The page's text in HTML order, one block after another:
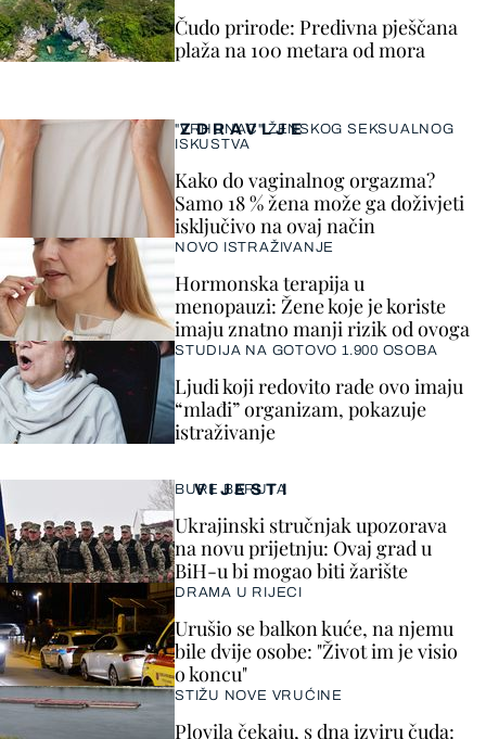
VIJESTI
BURE BARUTA
Ukrajinski stručnjak upozorava
na novu prijetnju: Ovaj grad u
BiH-u bi mogao biti žarište
DRAMA U RIJECI
Urušio se balkon kuće, na njemu
bile dvije osobe: "Život im je visio
o koncu"
STIŽU NOVE VRUĆINE
Plovila čekaju, s dna izviru čuda:
ZDRAVLJE
"VRHUNAC" ŽENSKOG SEKSUALNOG
ISKUSTVA
Kako do vaginalnog orgazma?
Samo 18 % žena može ga doživjeti
isključivo na ovaj način
NOVO ISTRAŽIVANJE
Hormonska terapija u
menopauzi: Žene koje je koriste
imaju znatno manji rizik od ovoga
STUDIJA NA GOTOVO 1.900 OSOBA
Ljudi koji redovito rade ovo imaju
“mlađi” organizam, pokazuje
istraživanje
Čudo prirode: Predivna pješčana
plaža na 100 metara od mora